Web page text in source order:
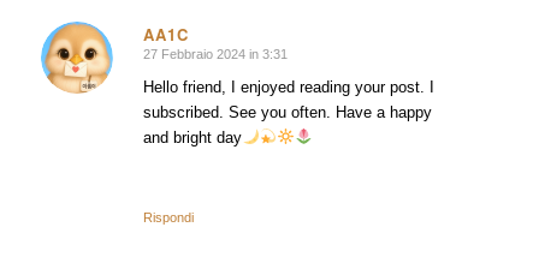
AA1C
dice:
27 Febbraio 2024 in 3:31
Hello friend, I enjoyed reading your post. I
subscribed. See you often. Have a happy
and bright day
Rispondi